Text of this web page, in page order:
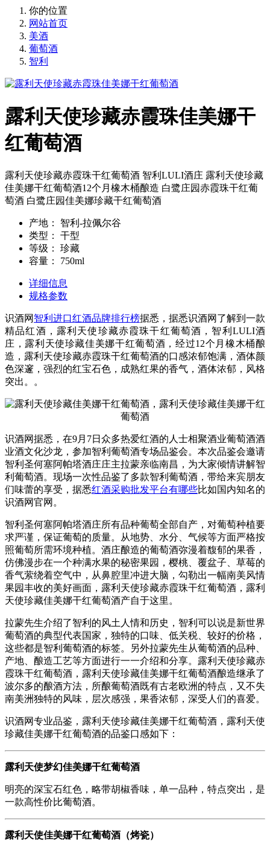
你的位置
网站首页
美酒
葡萄酒
智利
露利天使珍藏赤霞珠佳美娜干
红葡萄酒
露利天使珍藏赤霞珠干红葡萄酒 智利LULI酒庄 露利天使珍藏
佳美娜干红葡萄酒12个月橡木桶酿造 白鹭庄园赤霞珠干红葡
萄酒 白鹭庄园佳美娜珍藏干红葡萄酒
产地：
智利-拉佩尔谷
类型：
干型
等级：
珍藏
容量：
750ml
详细信息
规格参数
识酒网 智利进口红酒品牌排行榜据悉，据悉识酒网了解到一款
精品红酒，露利天使珍藏赤霞珠干红葡萄酒，智利LULI酒
庄，露利天使珍藏佳美娜干红葡萄酒，经过12个月橡木桶酿
造， 露利天使珍藏赤霞珠干红葡萄酒的口感浓郁饱满，酒体颜
色深邃，强烈的红宝石色，成熟红果的香气，酒体浓郁，风格
突出。。
识酒网据悉，在9月7日众多热爱红酒的人士相聚酒业葡萄酒酒
业酒文化沙龙，参加智利葡萄酒专场品鉴会。本次品鉴会邀请
智利圣何塞阿帕塔酒庄庄主拉蒙亲临南昌，为大家倾情讲解智
利葡萄酒。现场一次性品鉴了多款智利葡萄酒，带给来宾朋友
们味蕾的享受，据悉红酒采购批发平台有哪些比如国内知名的
识酒网官网。
智利圣何塞阿帕塔酒庄所有品种葡萄全部自产，对葡萄种植要
求严谨，保证葡萄的质量。从地势、水分、气候等方面严格按
照葡萄所需环境种植。酒庄酿造的葡萄酒弥漫着馥郁的果香，
仿佛漫步在一个种满水果的秘密果园，樱桃、覆盆子、草莓的
香气萦绕着空气中，从鼻腔里冲进大脑，勾勒出一幅南美风情
果园丰收的美好画面， 露利天使珍藏赤霞珠干红葡萄酒 ，露利
天使珍藏佳美娜干红葡萄酒产自于这里。
拉蒙先生介绍了智利的风土人情和历史，智利可以说是新世界
葡萄酒的典型代表国家，独特的口味、低关税、较好的价格，
这些都是智利葡萄酒的标签。另外拉蒙先生从葡萄酒的品种、
产地、酿造工艺等方面进行一一介绍和分享。 露利天使珍藏赤
霞珠干红葡萄酒 ，露利天使珍藏佳美娜干红葡萄酒酿造继承了
波尔多的酿酒方法，所酿葡萄酒既有古老欧洲的特点，又不失
南美洲独特的风味，层次感强，果香浓郁，深受人们的喜爱。
识酒网专业品鉴，露利天使珍藏佳美娜干红葡萄酒，露利天使
珍藏佳美娜干红葡萄酒的品鉴口感如下：
露利天使梦幻佳美娜干红葡萄酒
明亮的深宝石红色，略带胡椒香味，单一品种，特点突出，是
一款高性价比葡萄酒。
露利天使佳美娜干红葡萄酒（烤瓷）